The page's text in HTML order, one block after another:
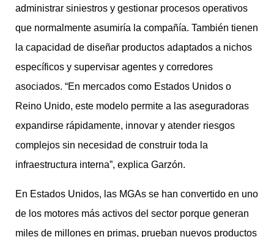
administrar siniestros y gestionar procesos operativos
que normalmente asumiría la compañía. También tienen
la capacidad de diseñar productos adaptados a nichos
específicos y supervisar agentes y corredores
asociados. “En mercados como Estados Unidos o
Reino Unido, este modelo permite a las aseguradoras
expandirse rápidamente, innovar y atender riesgos
complejos sin necesidad de construir toda la
infraestructura interna”, explica Garzón.
En Estados Unidos, las MGAs se han convertido en uno
de los motores más activos del sector porque generan
miles de millones en primas, prueban nuevos productos